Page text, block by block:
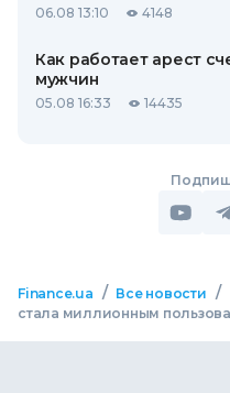
06.08 13:10 4148
Как работает арест
мужчин
05.08 16:33 14435
Finance.ua / Все новости /
стала миллионным